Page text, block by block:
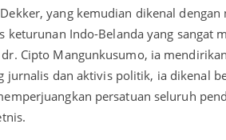
yang kemudian dikenal
keturunan Indo-Belanda yang sangat
Cipto Mangunkusumo, ia
jurnalis dan aktivis politik, ia dikenal
persatuan seluruh